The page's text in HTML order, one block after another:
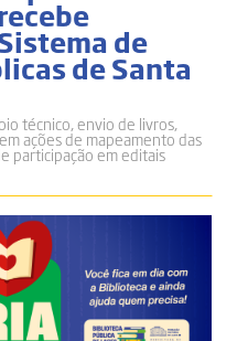
de
de Santa
técnico, envio de livros,
ações de mapeamento das
participação em editais